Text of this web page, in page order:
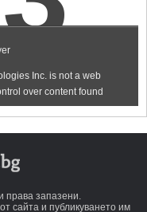
права запазени.
сайта и публикуването им